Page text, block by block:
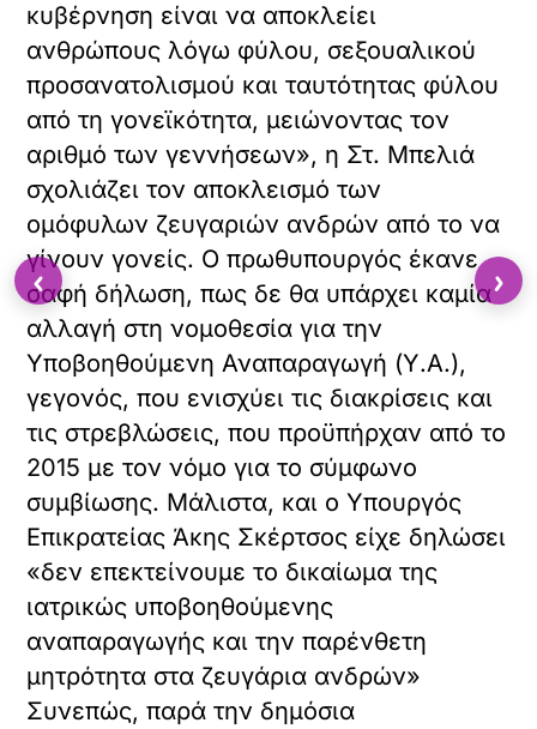
κυβέρνηση είναι να αποκλείει
ανθρώπους λόγω φύλου, σεξουαλικού
προσανατολισμού και ταυτότητας φύλου
από τη γονεϊκότητα, μειώνοντας τον
αριθμό των γεννήσεων», η Στ. Μπελιά
σχολιάζει τον αποκλεισμό των
ομόφυλων ζευγαριών ανδρών από το να
γίνουν γονείς. Ο πρωθυπουργός έκανε
σαφή δήλωση, πως δε θα υπάρχει καμία
αλλαγή στη νομοθεσία για την
Υποβοηθούμενη Αναπαραγωγή (Υ.Α.),
γεγονός, που ενισχύει τις διακρίσεις και
τις στρεβλώσεις, που προϋπήρχαν από το
2015 με τον νόμο για το σύμφωνο
συμβίωσης. Μάλιστα, και ο Υπουργός
Επικρατείας Άκης Σκέρτσος είχε δηλώσει
«δεν επεκτείνουμε το δικαίωμα της
ιατρικώς υποβοηθούμενης
αναπαραγωγής και την παρένθετη
μητρότητα στα ζευγάρια ανδρών»
Συνεπώς, παρά την δημόσια
‹ ›